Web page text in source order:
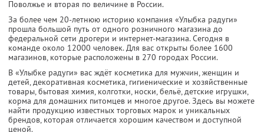
Поволжье и вторая по величине в России.
За более чем 20-летнюю историю компания «Улыбка радуги»
прошла большой путь от одного розничного магазина до
федеральной сети дрогери и интернет-магазина. Сегодня в
команде около 12000 человек. Для вас открыты более 1600
магазинов, которые расположены в 270 городах России.
В «Улыбке радуги» вас ждёт косметика для мужчин, женщин и
детей, декоративная косметика, гигиенические и хозяйственные
товары, бытовая химия, колготки, носки, бельё, детские игрушки,
корма для домашних питомцев и многое другое. Здесь вы можете
найти продукцию известных торговых марок и уникальных
брендов, которая отличается хорошим качеством и доступной
ценой.